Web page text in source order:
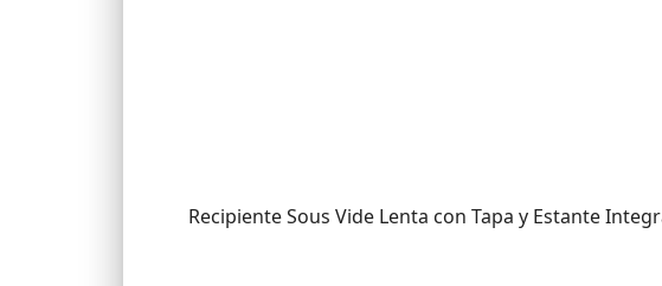
Recipiente Sous Vide Lenta con Tapa y Estante